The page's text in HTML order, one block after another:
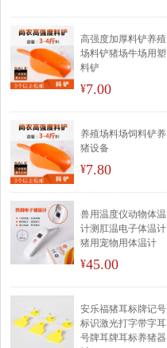
高强度加厚料铲养殖
场料铲猪场牛场用塑
料铲
¥7.00
养殖场料场饲料铲养
猪设备
¥7.80
兽用温度仪动物体温
计测肛温电子体温计
猪用宠物用体温计
¥45.00
安乐福猪耳标牌记号
标识激光打字带字耳
号牌耳牌耳标养猪器